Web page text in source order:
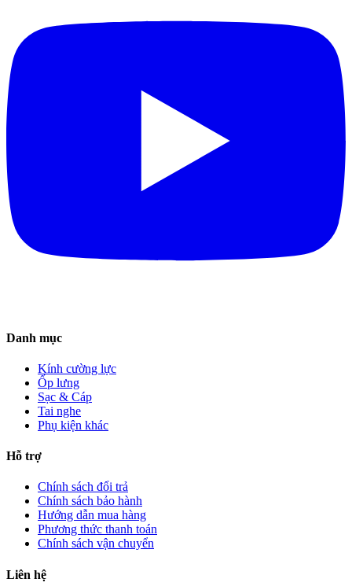
Danh mục
Kính cường lực
Ốp lưng
Sạc & Cáp
Tai nghe
Phụ kiện khác
Hỗ trợ
Chính sách đổi trả
Chính sách bảo hành
Hướng dẫn mua hàng
Phương thức thanh toán
Chính sách vận chuyển
Liên hệ